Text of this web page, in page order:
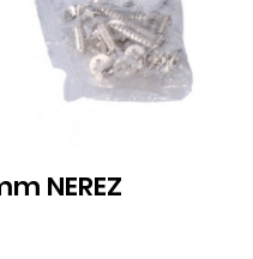
NEREZ